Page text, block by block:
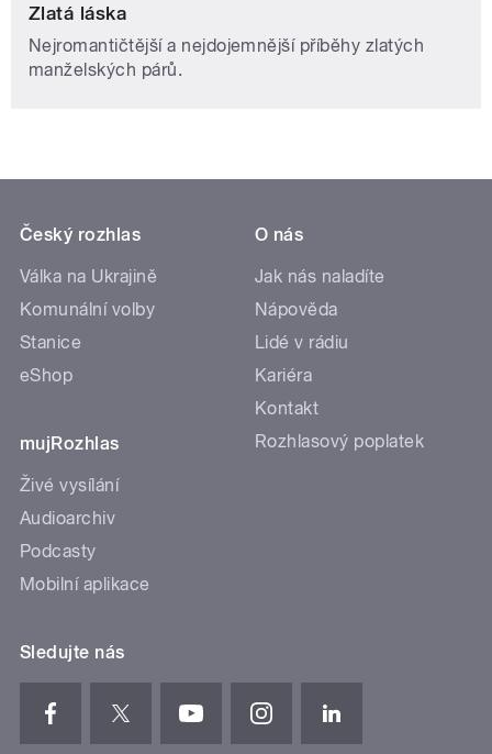
Zlatá láska
Nejromantičtější a nejdojemnější příběhy zlatých
manželských párů.
Český rozhlas
Válka na Ukrajině
Komunální volby
Stanice
eShop
mujRozhlas
Živé vysílání
Audioarchiv
Podcasty
Mobilní aplikace
O nás
Jak nás naladíte
Nápověda
Lidé v rádiu
Kariéra
Kontakt
Rozhlasový poplatek
Sledujte nás